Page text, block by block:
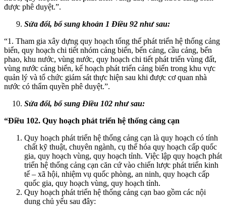
được phê duyệt.”.
Sửa đổi, bổ sung khoản 1 Điều 92 như sau:
“1. Tham gia xây dựng quy hoạch tổng thể phát triển hệ thống cảng
biển, quy hoạch chi tiết nhóm cảng biển, bến cảng, cầu cảng, bến
phao, khu nước, vùng nước, quy hoạch chi tiết phát triển vùng đất,
vùng nước cảng biển, kế hoạch phát triển cảng biển trong khu vực
quản lý và tổ chức giám sát thực hiện sau khi được cơ quan nhà
nước có thẩm quyền phê duyệt.”.
Sửa đổi, bổ sung Điều 102 như sau:
“Điều 102. Quy hoạch phát triển hệ thống cảng cạn
Quy hoạch phát triển hệ thống cảng cạn là quy hoạch có tính
chất kỹ thuật, chuyên ngành, cụ thể hóa quy hoạch cấp quốc
gia, quy hoạch vùng, quy hoạch tỉnh. Việc lập quy hoạch phát
triển hệ thống cảng cạn căn cứ vào chiến lược phát triển kinh
tế – xã hội, nhiệm vụ quốc phòng, an ninh, quy hoạch cấp
quốc gia, quy hoạch vùng, quy hoạch tỉnh.
Quy hoạch phát triển hệ thống cảng cạn bao gồm các nội
dung chủ yếu sau đây: